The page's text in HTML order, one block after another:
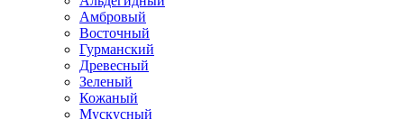
Амбровый
Восточный
Гурманский
Древесный
Зеленый
Кожаный
Мускусный